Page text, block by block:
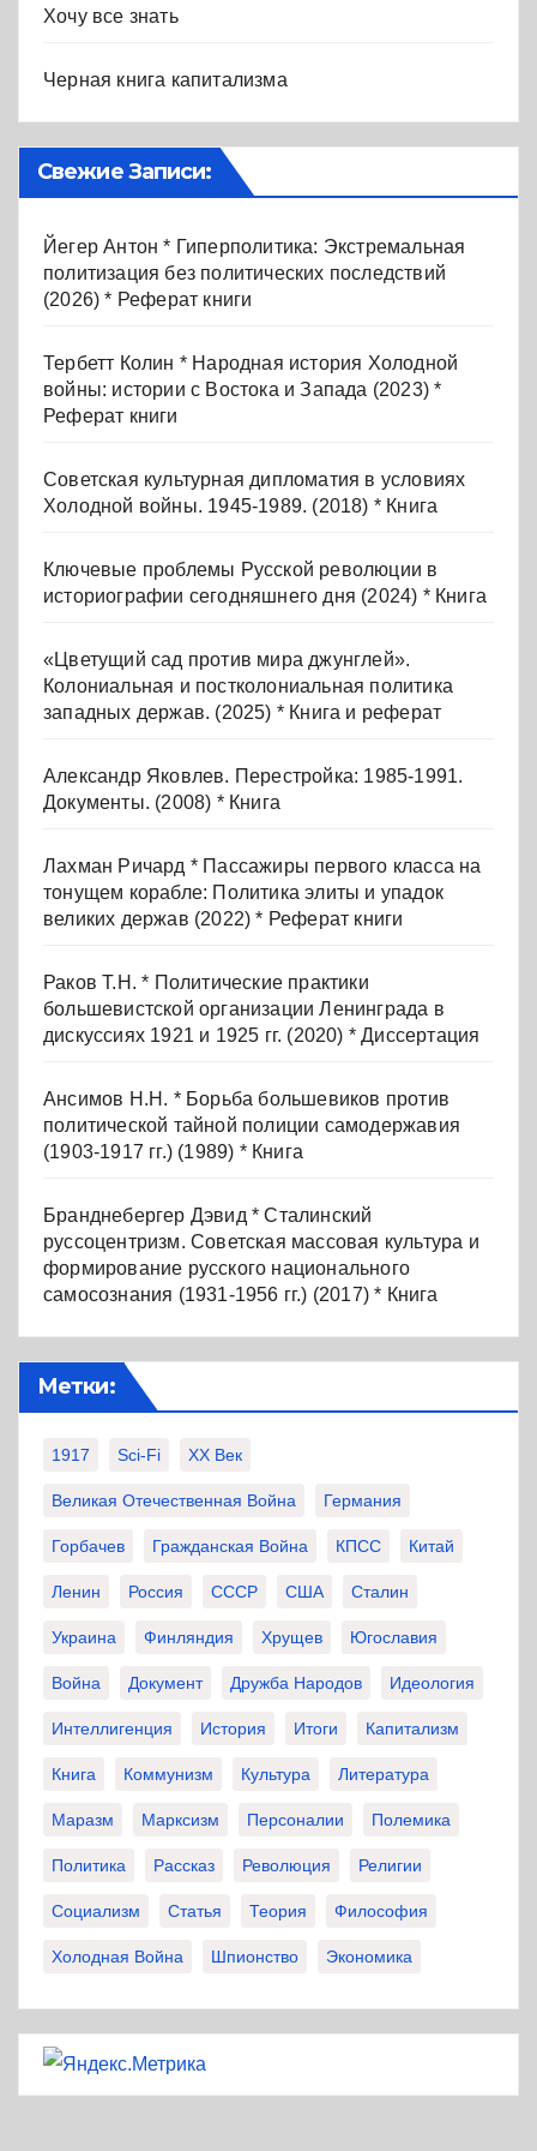
Хочу все знать
Черная книга капитализма
Свежие Записи:
Йегер Антон * Гиперполитика: Экстремальная
политизация без политических последствий
(2026) * Реферат книги
Тербетт Колин * Народная история Холодной
войны: истории с Востока и Запада (2023) *
Реферат книги
Советская культурная дипломатия в условиях
Холодной войны. 1945-1989. (2018) * Книга
Ключевые проблемы Русской революции в
историографии сегодняшнего дня (2024) * Книга
«Цветущий сад против мира джунглей».
Колониальная и постколониальная политика
западных держав. (2025) * Книга и реферат
Александр Яковлев. Перестройка: 1985-1991.
Документы. (2008) * Книга
Лахман Ричард * Пассажиры первого класса на
тонущем корабле: Политика элиты и упадок
великих держав (2022) * Реферат книги
Раков Т.Н. * Политические практики
большевистской организации Ленинграда в
дискуссиях 1921 и 1925 гг. (2020) * Диссертация
Ансимов Н.Н. * Борьба большевиков против
политической тайной полиции самодержавия
(1903-1917 гг.) (1989) * Книга
Бранднебергер Дэвид * Сталинский
руссоцентризм. Советская массовая культура и
формирование русского национального
самосознания (1931-1956 гг.) (2017) * Книга
Метки:
1917 Sci-Fi XX Век
Великая Отечественная Война Германия
Горбачев Гражданская Война КПСС Китай
Ленин Россия СССР США Сталин
Украина Финляндия Хрущев Югославия
Война Документ Дружба Народов Идеология
Интеллигенция История Итоги Капитализм
Книга Коммунизм Культура Литература
Маразм Марксизм Персоналии Полемика
Политика Рассказ Революция Религии
Социализм Статья Теория Философия
Холодная Война Шпионство Экономика